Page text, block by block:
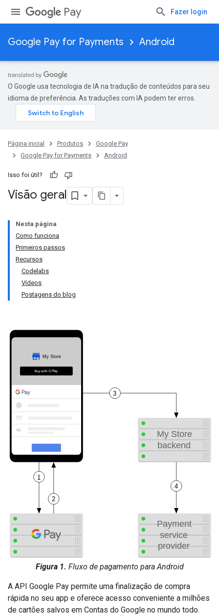
Pay Fazer login
Google Pay for Payments Android
O Google usa tecnologia de IA na tradução de conteúdos para seu
idioma de preferência. As traduções com IA podem ter erros.
Página inicial Produtos
Google Pay
Google Pay for Payments
Android
Isso foi útil?
Visão geral
Nesta página
Como funciona
Primeiros passos
Recursos
Codelabs
Vídeos
Postagens do blog
Figura 1. Fluxo de pagamento para Android
A API Google Pay permite uma finalização de compra
rápida no seu app e oferece acesso conveniente a milhões
de cartões salvos em Contas do Google no mundo todo.